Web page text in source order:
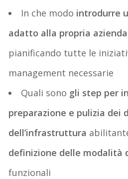
In che modo introdurre
adatto alla propria azienda
pianificando tutte le
management necessarie
Quali sono gli step per
preparazione e pulizia dei
dell’infrastruttura
definizione delle modalità
funzionali